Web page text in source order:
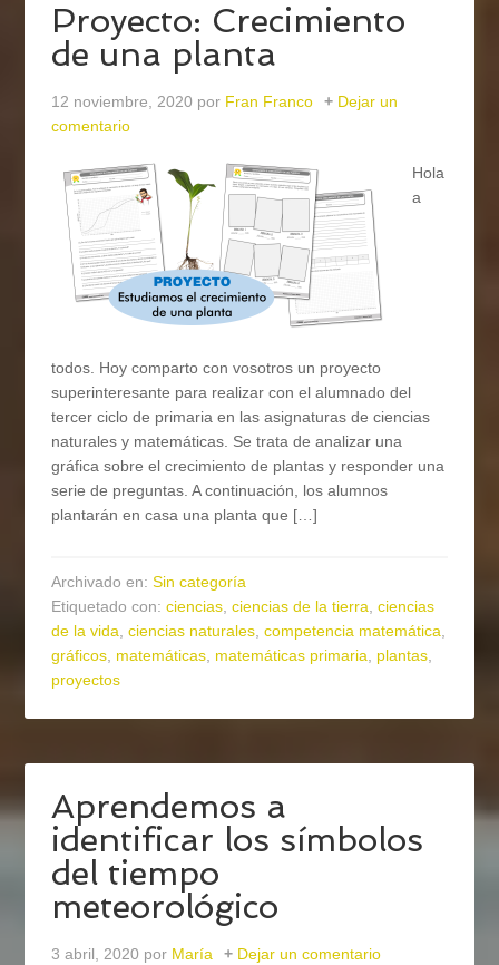
Proyecto: Crecimiento
de una planta
12 noviembre, 2020 por Fran Franco
Dejar un
comentario
Hola
a
todos. Hoy comparto con vosotros un proyecto
superinteresante para realizar con el alumnado del
tercer ciclo de primaria en las asignaturas de ciencias
naturales y matemáticas. Se trata de analizar una
gráfica sobre el crecimiento de plantas y responder una
serie de preguntas. A continuación, los alumnos
plantarán en casa una planta que […]
Archivado en:Sin categoría
Etiquetado con:ciencias,ciencias de la tierra,ciencias
de la vida,ciencias naturales,competencia matemática,
gráficos, matemáticas, matemáticas primaria, plantas,
proyectos
Aprendemos a
identificar los símbolos
del tiempo
meteorológico
3 abril, 2020 por María Dejar un comentario